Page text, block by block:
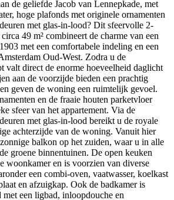
de geliefde Jacob van Lennepkade, met
hoge plafonds met originele ornamenten
met glas-in-lood? Dit sfeervolle 2-
49 m² combineert de charme van een
met een comfortabele indeling en een
Oud-West. Zodra u de
valt direct de enorme hoeveelheid daglicht
aan de voorzijde bieden een prachtig
geven de woning een ruimtelijk gevoel.
en de fraaie houten parketvloer
sfeer van het appartement. Via de
met glas-in-lood bereikt u de royale
achterzijde van de woning. Vanuit hier
balkon op het zuiden, waar u in alle
groene binnentuinen. De open keuken
woonkamer en is voorzien van diverse
een combi-oven, vaatwasser, koelkast
en afzuigkap. Ook de badkamer is
een ligbad, inloopdouche en